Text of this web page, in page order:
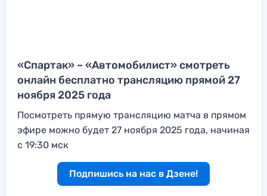
«Спартак» – «Автомобилист» смотреть
онлайн бесплатно трансляцию прямой 27
ноября 2025 года
Посмотреть прямую трансляцию матча в прямом
эфире можно будет 27 ноября 2025 года, начиная
с 19:30 мск
Подпишись на нас в Дзене!